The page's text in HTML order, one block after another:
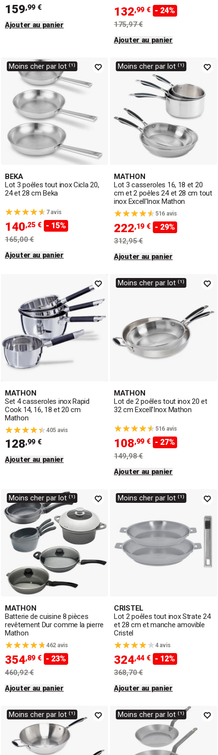
159,99 €
Ajouter au panier
132,99 € - 24%
175,97 €
Ajouter au panier
Moins cher par lot ⁽¹⁾
BEKA
Lot 3 poêles tout inox Cicla 20,
24 et 28 cm Beka
7 avis
140,25 € - 15%
165,00 €
Ajouter au panier
Moins cher par lot ⁽¹⁾
MATHON
Lot 3 casseroles 16, 18 et 20
cm et 2 poêles 24 et 28 cm tout
inox Excell'Inox Mathon
516 avis
222,19 € - 29%
312,95 €
Ajouter au panier
MATHON
Set 4 casseroles inox Rapid
Cook 14, 16, 18 et 20 cm
Mathon
405 avis
128,99 €
Ajouter au panier
Moins cher par lot ⁽¹⁾
MATHON
Lot de 2 poêles tout inox 20 et
32 cm Excell'Inox Mathon
516 avis
108,99 € - 27%
149,98 €
Ajouter au panier
Moins cher par lot ⁽¹⁾
MATHON
Batterie de cuisine 8 pièces
revêtement Dur comme la pierre
Mathon
462 avis
354,89 € - 23%
460,92 €
Ajouter au panier
Moins cher par lot ⁽¹⁾
CRISTEL
Lot 2 poêles tout inox Strate 24
et 28 cm et manche amovible
Cristel
4 avis
324,44 € - 12%
368,70 €
Ajouter au panier
Moins cher par lot ⁽¹⁾ Moins cher par lot ⁽¹⁾